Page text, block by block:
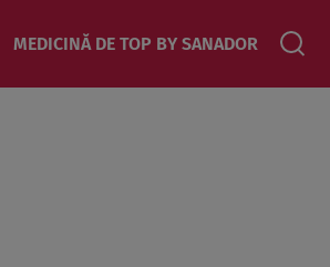
MEDICINĂ DE TOP BY SANADOR